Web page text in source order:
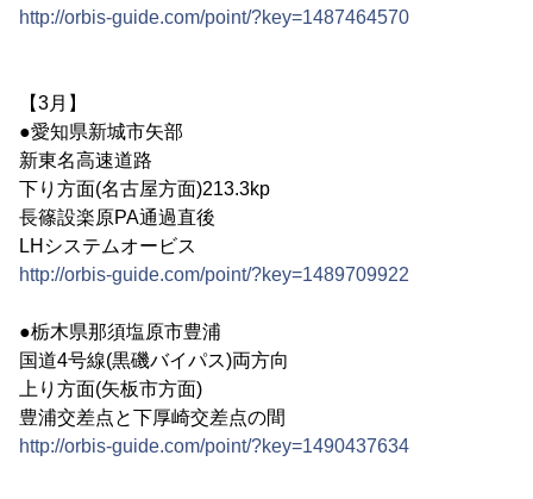
http://orbis-guide.com/point/?key=1487464570
【3月】
●愛知県新城市矢部
新東名高速道路
下り方面(名古屋方面)213.3kp
長篠設楽原PA通過直後
LHシステムオービス
http://orbis-guide.com/point/?key=1489709922
●栃木県那須塩原市豊浦
国道4号線(黒磯バイパス)両方向
上り方面(矢板市方面)
豊浦交差点と下厚崎交差点の間
http://orbis-guide.com/point/?key=1490437634